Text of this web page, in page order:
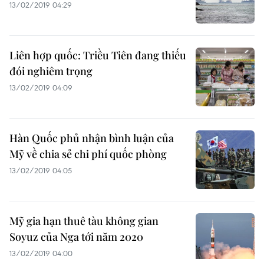
13/02/2019 04:29
Liên hợp quốc: Triều Tiên đang thiếu
đói nghiêm trọng
13/02/2019 04:09
Hàn Quốc phủ nhận bình luận của
Mỹ về chia sẻ chi phí quốc phòng
13/02/2019 04:05
Mỹ gia hạn thuê tàu không gian
Soyuz của Nga tới năm 2020
13/02/2019 04:00